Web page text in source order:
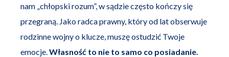
nam „chłopski rozum”, w sądzie często kończy się
przegraną. Jako radca prawny, który od lat obserwuje
rodzinne wojny o klucze, muszę ostudzić Twoje
emocje. Własność to nie to samo co posiadanie.